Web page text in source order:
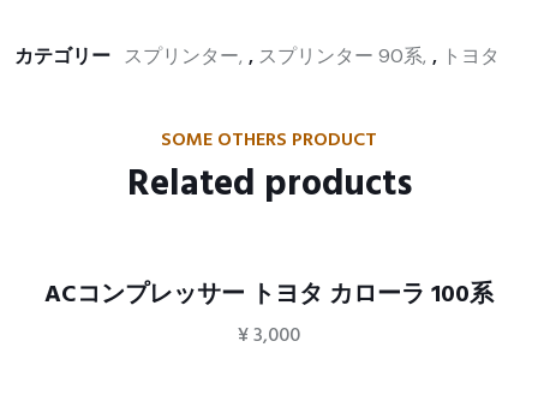
カテゴリー スプリンター , スプリンター 90系 , トヨタ
SOME OTHERS PRODUCT
Related products
ACコンプレッサー トヨタ カローラ 100系
¥3,000